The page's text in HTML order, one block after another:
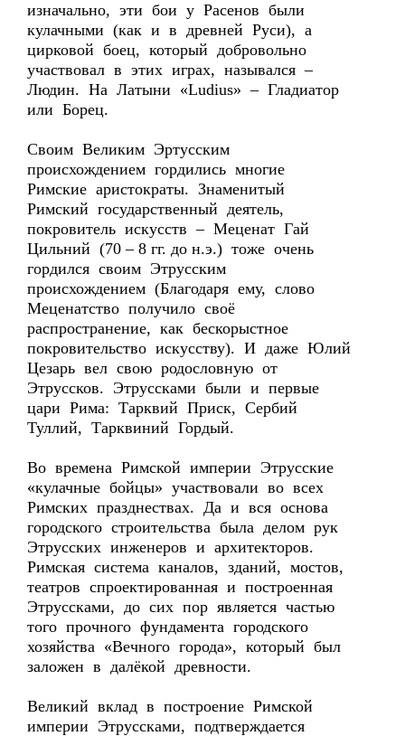
изначально, эти бои у Расенов были
кулачными (как и в древней Руси), а
цирковой боец, который добровольно
участвовал в этих играх, назывался –
Людин. На Латыни «Ludius» – Гладиатор
или Борец.
Своим Великим Эртусским
происхождением гордились многие
Римские аристократы. Знаменитый
Римский государственный деятель,
покровитель искусств – Меценат Гай
Цильний (70 – 8 гг. до н.э.) тоже очень
гордился своим Этрусским
происхождением (Благодаря ему, слово
Меценатство получило своё
распространение, как бескорыстное
покровительство искусству). И даже Юлий
Цезарь вел свою родословную от
Этруссков. Этруссками были и первые
цари Рима: Тарквий Приск, Сербий
Туллий, Тарквиний Гордый.
Во времена Римской империи Этрусские
«кулачные бойцы» участвовали во всех
Римских празднествах. Да и вся основа
городского строительства была делом рук
Этрусских инженеров и архитекторов.
Римская система каналов, зданий, мостов,
театров спроектированная и построенная
Этруссками, до сих пор является частью
того прочного фундамента городского
хозяйства «Вечного города», который был
заложен в далёкой древности.
Великий вклад в построение Римской
империи Этруссками, подтверждается